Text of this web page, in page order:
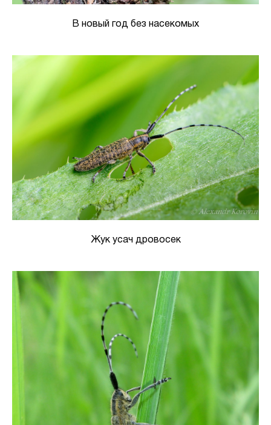
В новый год без насекомых
Жук усач дровосек